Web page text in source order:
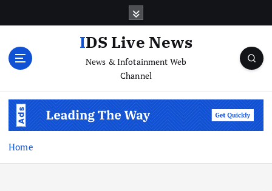
IDS Live News
News & Infotainment Web
Channel
Home